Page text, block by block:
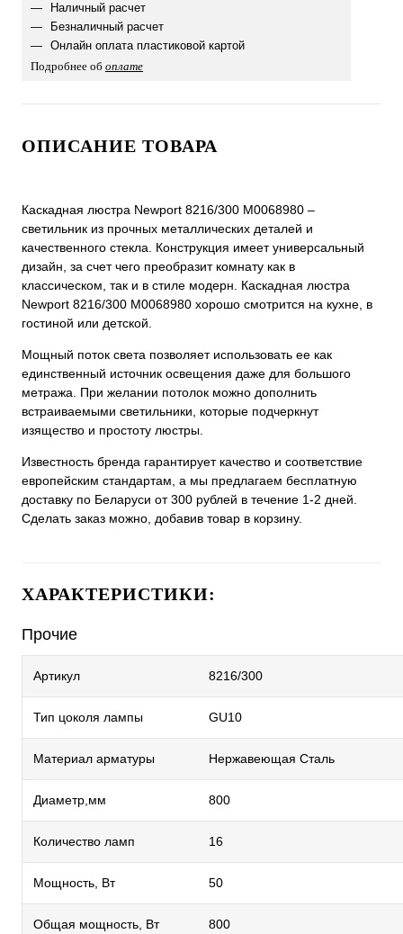
Наличный расчет
Безналичный расчет
Онлайн оплата пластиковой картой
Подробнее об оплате
ОПИСАНИЕ ТОВАРА
Каскадная люстра Newport 8216/300 М0068980 –
светильник из прочных металлических деталей и
качественного стекла. Конструкция имеет универсальный
дизайн, за счет чего преобразит комнату как в
классическом, так и в стиле модерн. Каскадная люстра
Newport 8216/300 М0068980 хорошо смотрится на кухне, в
гостиной или детской.
Мощный поток света позволяет использовать ее как
единственный источник освещения даже для большого
метража. При желании потолок можно дополнить
встраиваемыми светильники, которые подчеркнут
изящество и простоту люстры.
Известность бренда гарантирует качество и соответствие
европейским стандартам, а мы предлагаем бесплатную
доставку по Беларуси от 300 рублей в течение 1-2 дней.
Сделать заказ можно, добавив товар в корзину.
ХАРАКТЕРИСТИКИ:
Прочие
Артикул 8216/300
Тип цоколя лампы GU10
Материал арматуры Нержавеющая Сталь
Диаметр,мм 800
Количество ламп 16
Мощность, Вт 50
Общая мощность, Вт 800